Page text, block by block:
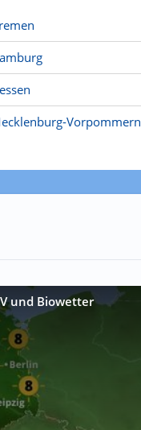
Vorpommern
und Biowetter